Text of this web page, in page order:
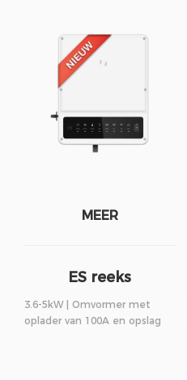
MEER
ES reeks
3.6-5kW | Omvormer met
oplader van 100A en opslag